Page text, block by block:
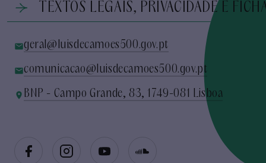
TEXTOS LEGAIS, PRIVACIDADE E
geral@luisdecamoes500.gov.pt
comunicacao@luisdecamoes500.gov.pt
BNP - Campo Grande, 83, 1749-081 Lisboa